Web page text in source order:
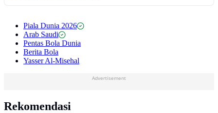
Piala Dunia 2026
Arab Saudi
Pentas Bola Dunia
Berita Bola
Yasser Al-Misehal
Advertisement
Rekomendasi